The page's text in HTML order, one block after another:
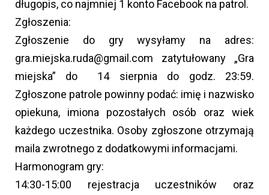
długopis, co najmniej 1 konto Facebook na patrol.
Zgłoszenia:
Zgłoszenie do gry wysyłamy na adres:
gra.miejska.ruda@gmail.com zatytułowany „Gra
miejska” do 14 sierpnia do godz. 23:59.
Zgłoszone patrole powinny podać: imię i nazwisko
opiekuna, imiona pozostałych osób oraz wiek
każdego uczestnika. Osoby zgłoszone otrzymają
maila zwrotnego z dodatkowymi informacjami.
Harmonogram gry:
14:30-15:00 rejestracja uczestników oraz